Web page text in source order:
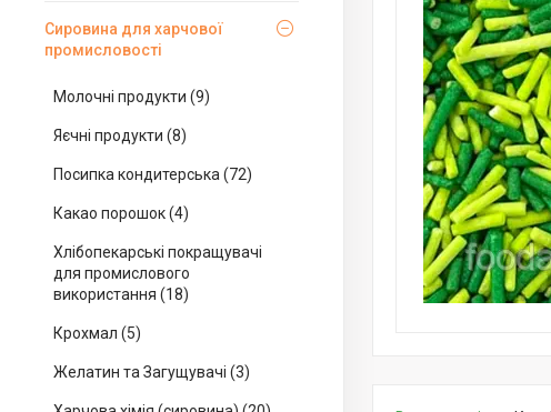
Сировина для харчової
промисловості
Молочні продукти (9)
Яєчні продукти (8)
Посипка кондитерська (72)
Какао порошок (4)
Хлібопекарські покращувачі
для промислового
використання (18)
Крохмал (5)
Желатин та Загущувачі (3)